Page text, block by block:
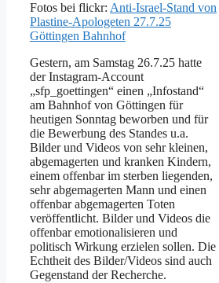
Fotos bei flickr: Anti-Israel-Stand von
Plastine-Apologeten 27.7.25
Göttingen Bahnhof
Gestern, am Samstag 26.7.25 hatte
der Instagram-Account
„sfp_goettingen“ einen „Infostand“
am Bahnhof von Göttingen für
heutigen Sonntag beworben und für
die Bewerbung des Standes u.a.
Bilder und Videos von sehr kleinen,
abgemagerten und kranken Kindern,
einem offenbar im sterben liegenden,
sehr abgemagerten Mann und einen
offenbar abgemagerten Toten
veröffentlicht. Bilder und Videos die
offenbar emotionalisieren und
politisch Wirkung erzielen sollen. Die
Echtheit des Bilder/Videos sind auch
Gegenstand der Recherche.